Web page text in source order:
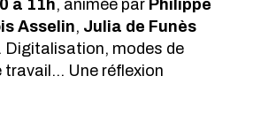
à 11h, animée par Philippe
Asselin, Julia de Funès
Digitalisation, modes de
Une réflexion